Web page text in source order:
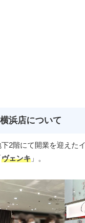
浜店について
2階にて開業を迎えた
ヴェンキ 」。